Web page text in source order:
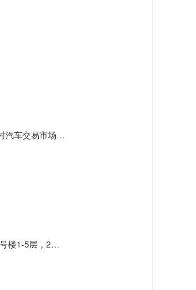
市场内A五区5号
层，2号楼3层